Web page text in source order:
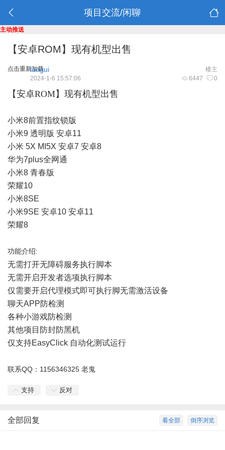
项目交流/闲聊
主动推送
【安卓ROM】现有机型出售
点击重新加载 楼主
laogui
6447 0
2024-1-6 15:57:06
【安卓ROM】现有机型出售
小米8前置指纹锁版
小米9 透明版 安卓11
小米 5X MI5X 安卓7 安卓8
华为7plus全网通
小米8 青春版
荣耀10
小米8SE
小米9SE 安卓10 安卓11
荣耀8
功能介绍:
无需打开无障碍服务执行脚本
无需开启开发者选项执行脚本
仅需要开启代理模式即可执行脚无需激活设备
聊天APP防检测
各种小游戏防检测
其他项目防封防黑机
仅支持EasyClick 自动化测试运行
联系QQ：1156346325 老鬼
支持 反对
倒序浏览
看全部
全部回复